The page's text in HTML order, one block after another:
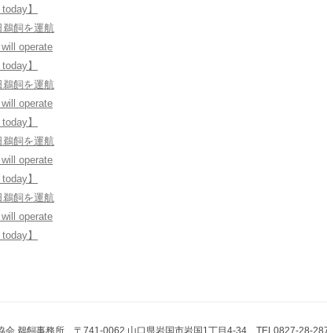
】
飼を運航
operate
】
飼を運航
operate
】
飼を運航
operate
】
飼を運航
operate
】
会 鵜飼事務所 〒741-0062 山口県岩国市岩国1丁目4-34 TEL0827-28-